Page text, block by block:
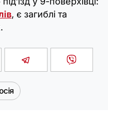
, є загиблі та